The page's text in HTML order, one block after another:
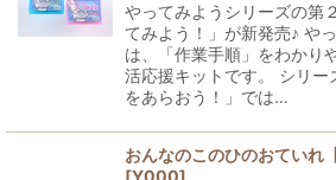
やってみようシリーズの第
てみよう！」が新発売♪ や
は、「作業手順」をわかり
活応援キットです。 シリー
をあらおう！」では…
おんなのこのひのおていれ